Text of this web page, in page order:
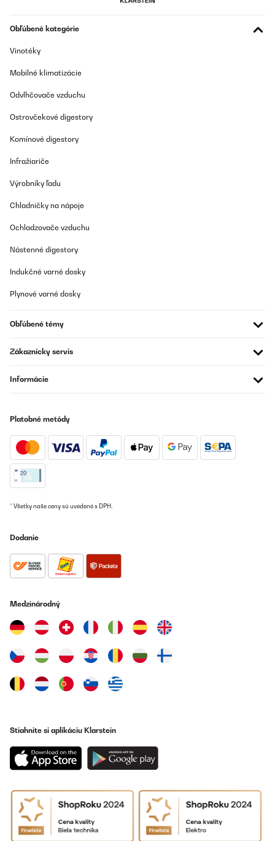
Obľúbené kategórie
Vinotéky
Mobilné klimatizácie
Odvlhčovače vzduchu
Ostrovčekové digestory
Komínové digestory
Infražiariče
Výrobníky ľadu
Chladničky na nápoje
Ochladzovače vzduchu
Nástenné digestory
Indukčné varné dosky
Plynové varné dosky
Obľúbené témy
Zákaznícky servis
Informácie
Platobné metódy
* Všetky naše ceny sú uvedené s DPH.
Dodanie
Medzinárodný
Stiahnite si aplikáciu Klarstein